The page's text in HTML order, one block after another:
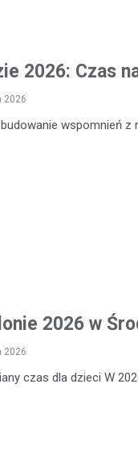
2026: Czas
2026
wspomnień z
2026 w
2026
czas dla dzieci W